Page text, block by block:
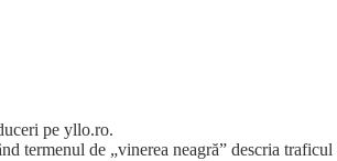
pe yllo.ro.
termenul de „vinerea neagră” descria traficul